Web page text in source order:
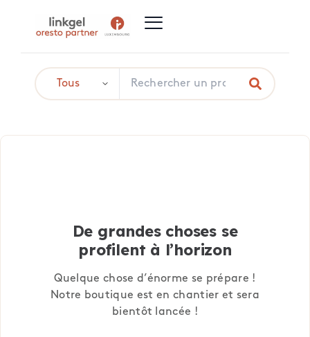
De grandes choses se
profilent à l’horizon
Quelque chose d’énorme se prépare !
Notre boutique est en chantier et sera
bientôt lancée !